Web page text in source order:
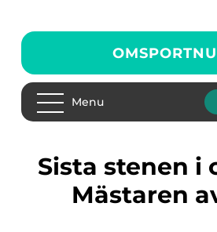
Menu
Sista stenen i curling –
Mästaren